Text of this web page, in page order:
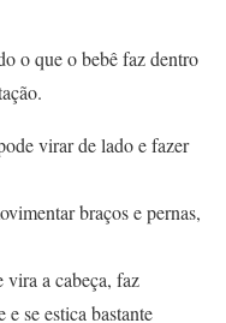
o que o bebê faz dentro
virar de lado e fazer
braços e pernas,
vira a cabeça, faz
se estica bastante